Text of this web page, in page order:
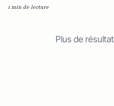
1 min de lecture
Plus de